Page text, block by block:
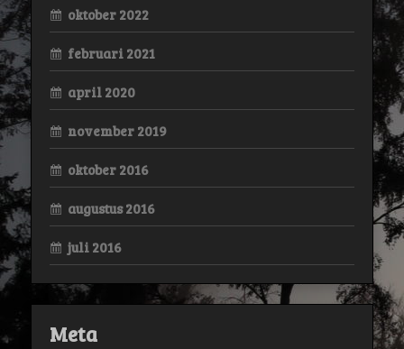
oktober 2022
februari 2021
april 2020
november 2019
oktober 2016
augustus 2016
juli 2016
Meta